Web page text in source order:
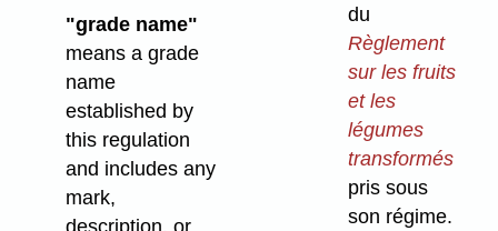
"grade name"
means a grade
name
established by
this regulation
and includes any
mark,
description, or
du
Règlement
sur les fruits
et les
légumes
transformés
pris sous
son régime.